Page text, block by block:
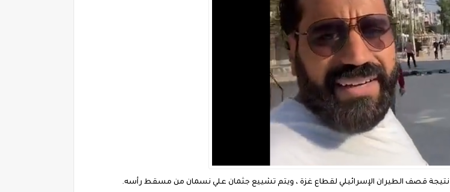
نتيجة قصف الطيران الإسرائيلي لقطاع غزة ، ويتم تشييع جثمان علي نسمان من مسقط رأسه.